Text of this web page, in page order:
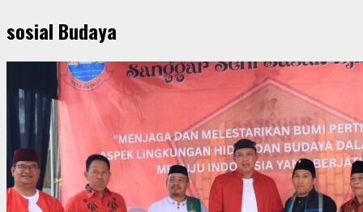
sosial Budaya